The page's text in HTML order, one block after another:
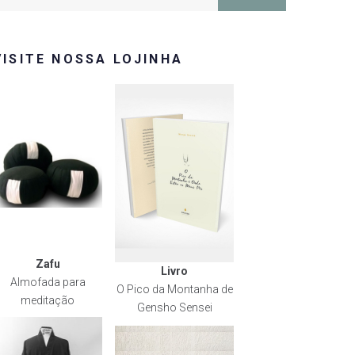
NOSSA LOJINHA
Zafu
Almofada para
meditação
Livro
O Pico da Montanha de
Gensho Sensei